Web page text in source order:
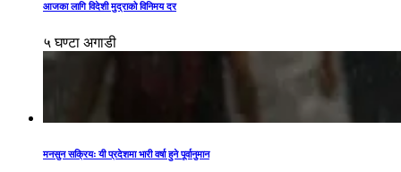
आजका लागि विदेशी मुद्राको विनिमय दर
५ घण्टा अगाडी
मनसुन सक्रियः यी प्रदेशमा भारी वर्षा हुने पूर्वानुमान